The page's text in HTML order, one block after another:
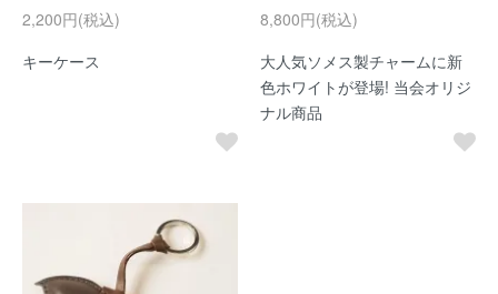
2,200円(税込)
キーケース
8,800円(税込)
大人気ソメス製チャームに新
色ホワイトが登場! 当会オリジ
ナル商品